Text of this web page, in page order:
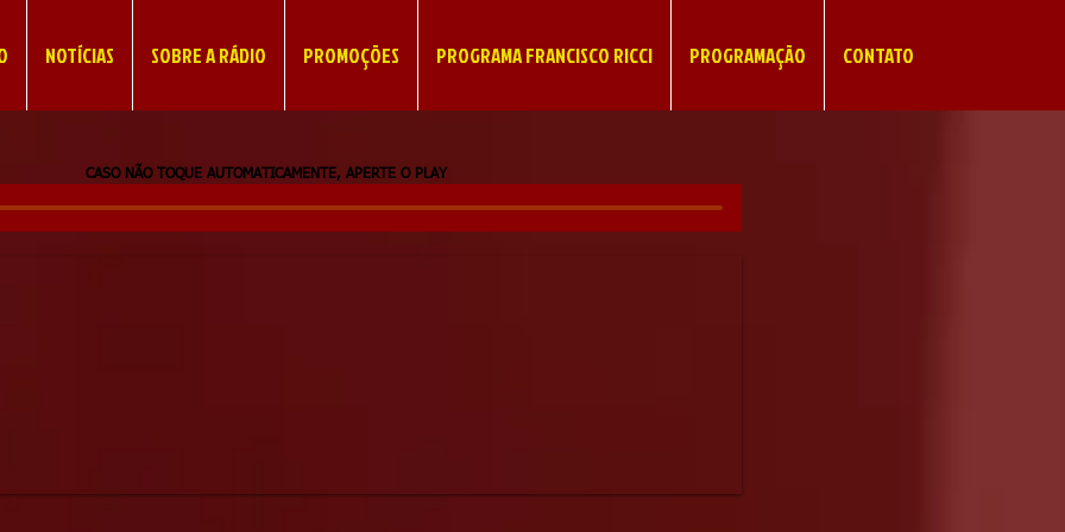
NOTÍCIAS SOBRE A RÁDIO PROMOÇÕES PROGRAMA FRANCISCO RICCI PROGRAMAÇÃO CONTATO
CASO NÃO TOQUE AUTOMATICAMENTE, APERTE O PLAY